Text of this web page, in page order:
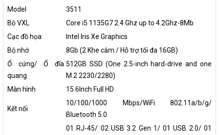
Model
3511
Bộ VXL
Core i5 1135G7 2.4 Ghz up to 4.2Ghz-8Mb
Cạc đồ họa
Intel Iris Xe Graphics
Bộ nhớ
8Gb (2 Khe cắm / Hỗ trợ tối đa 16GB)
Ổ cứng/ Ổ đĩa
quang
512GB SSD (One 2.5-inch hard-drive and one
M.2 2230/2280)
Màn hình
15.6Inch Full HD
Kết nối
10/100/1000 Mbps/WiFi 802.11a/b/g/
Bluetooth 5.0
01 RJ-45/ 02 USB 3.2 Gen 1/ 01 USB 2.0/ 01